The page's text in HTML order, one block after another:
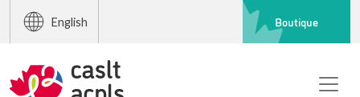
English Boutique